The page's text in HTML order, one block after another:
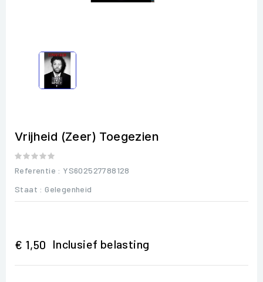
Vrijheid (Zeer) Toegezien
Referentie : YS602527788128
Staat : Gelegenheid
€ 1,50 Inclusief belasting